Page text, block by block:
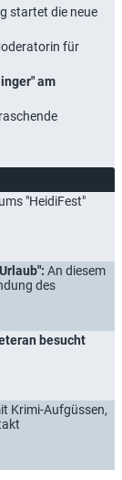
startet die neue
für
am
"HeidiFest"
An diesem
des
besucht
Krimi-Aufgüssen,